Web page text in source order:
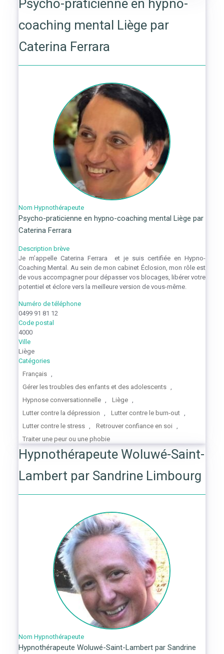
Psycho-praticienne en hypno-
coaching mental Liège par
Caterina Ferrara
Nom Hypnothérapeute
Psycho-praticienne en hypno-coaching mental Liège par
Caterina Ferrara
Description brève
Je m’appelle Caterina Ferrara et je suis certifiée en Hypno-
Coaching Mental. Au sein de mon cabinet Éclosion, mon rôle est
de vous accompagner pour dépasser vos blocages, libérer votre
potentiel et éclore vers la meilleure version de vous-même.
Numéro de téléphone
0499 91 81 12
Code postal
4000
Ville
Liège
Catégories
Français ,
Gérer les troubles des enfants et des adolescents ,
Hypnose conversationnelle , Liège ,
Lutter contre la dépression , Lutter contre le burn-out ,
Lutter contre le stress , Retrouver confiance en soi ,
Traiter une peur ou une phobie
Hypnothérapeute Woluwé-Saint-
Lambert par Sandrine Limbourg
Nom Hypnothérapeute
Hypnothérapeute Woluwé-Saint-Lambert par Sandrine